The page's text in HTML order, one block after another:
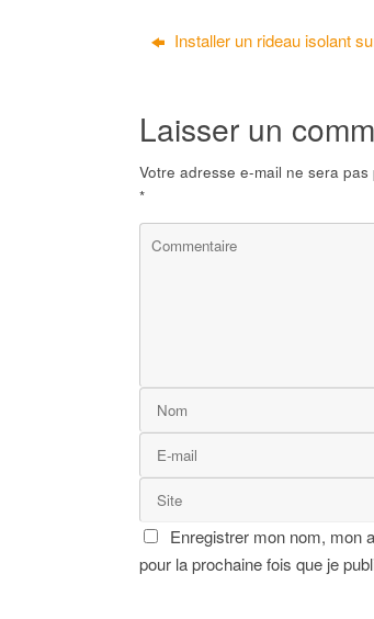
Installer un rideau isolant
Laisser un
Votre adresse e-mail ne sera pas
*
Enregistrer mon nom, mon
pour la prochaine fois que je